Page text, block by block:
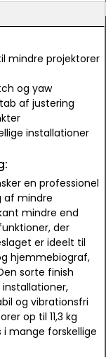
mindre projektorer
og yaw
af justering
installationer
en professionel
af mindre
mindre end
der
er ideelt til
hjemmebiograf,
sorte finish
og vibrationsfri
op til 11,3 kg
i mange forskellige